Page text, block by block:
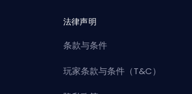
法律声明
条款与条件
玩家条款与条件（T&C）